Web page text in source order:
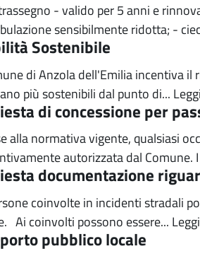
- valido per 5 anni e
sensibilmente ridotta; -
Sostenibile
di Anzola dell'Emilia incentiva
più sostenibili dal punto di...
di concessione per
alla normativa vigente, qualsiasi
autorizzata dal Comune. I
documentazione
coinvolte in incidenti stradali
Ai coinvolti possono essere...
pubblico locale